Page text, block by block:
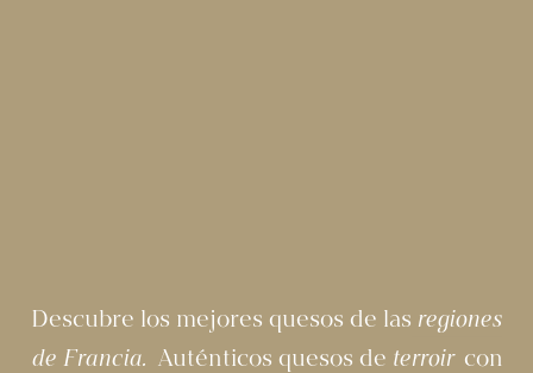
Descubre los mejores quesos de las regiones
de Francia. Auténticos quesos de terroir con